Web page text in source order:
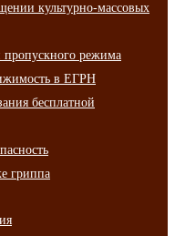
культурно-массовых
режима
в ЕГРН
бесплатной
гриппа